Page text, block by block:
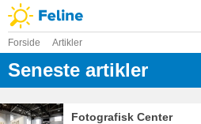
Forside Artikler
Seneste artikler
Fotografisk Center